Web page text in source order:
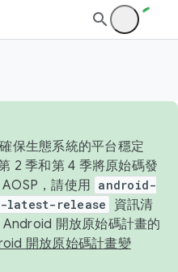
保生態系統的平台穩定
2 季和第 4 季將原始碼發
，請使用 android-
latest-release
資訊清
開放原始碼計畫的
開放原始碼計畫變